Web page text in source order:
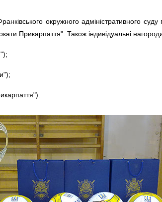
окружного адміністративного
Прикарпаття". Також індивідуальні